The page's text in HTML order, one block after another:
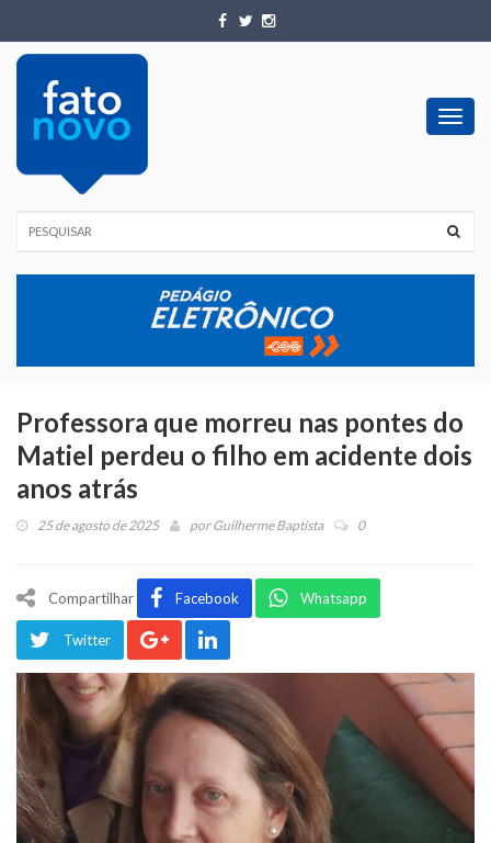
Professora que morreu nas pontes do
Matiel perdeu o filho em acidente dois
anos atrás
25 de agosto de 2025 porGuilherme Baptista 0
Compartilhar Facebook Whatsapp
Twitter